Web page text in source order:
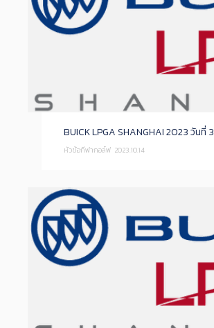
BUICK LPGA SHANGHAI 2023 วันที่ 3
หัวข้อกีฬากอล์ฟ 2023.10.14